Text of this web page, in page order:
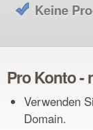
Keine
Pro Konto -
Verwenden
Domain.